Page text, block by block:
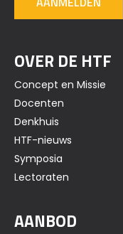
OVER DE HTF
Concept en Missie
Docenten
Denkhuis
HTF-nieuws
Symposia
Lectoraten
AANBOD